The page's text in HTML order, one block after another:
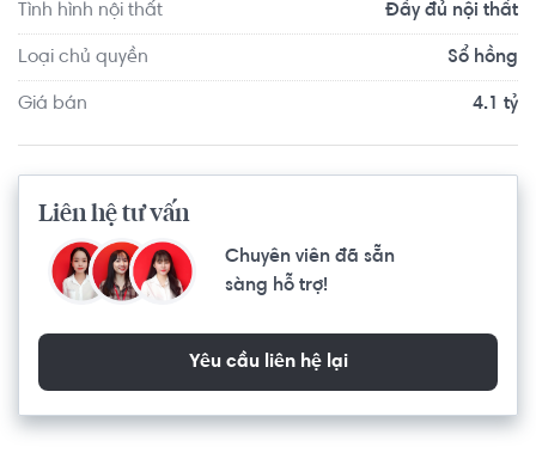
Tình hình nội thất Đầy đủ nội thất
Loại chủ quyền Sổ hồng
Giá bán 4.1 tỷ
Liên hệ tư vấn
Chuyên viên đã sẵn
sàng hỗ trợ!
Yêu cầu liên hệ lại